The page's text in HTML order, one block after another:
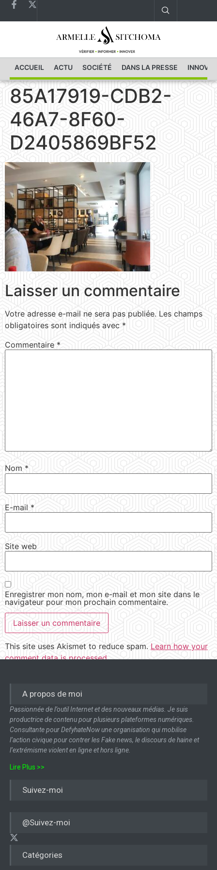
ACCUEIL ACTU SOCIÉTÉ DANS LA PRESSE
85A17919-CDB2-
46A7-8F60-
D2405869BF52
Laisser un commentaire
Votre adresse e-mail ne sera pas publiée. Les champs
obligatoires sont indiqués avec *
Commentaire *
Nom *
E-mail *
Site web
Enregistrer mon nom, mon e-mail et mon site dans le
navigateur pour mon prochain commentaire.
This site uses Akismet to reduce spam. Learn how your
comment data is processed.
Catégories
A propos de moi
Passionnée de l’outil Internet et des nouveaux médias. Je suis
productrice de contenu pour plusieurs plateformes numériques.
Consultante pour DefyhateNow une organisation qui mobilise
l’action civique pour contrer les Fake news, le discours de haine et
l’extrémisme violent en ligne et hors ligne.
Lire Plus >>
Suivez-moi
@Suivez-moi